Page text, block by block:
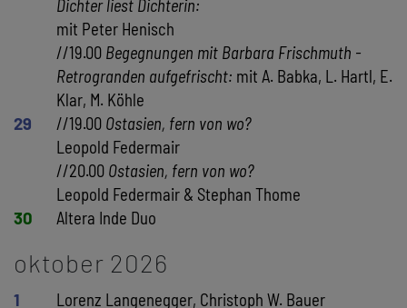
Dichter liest Dichterin:
mit Peter Henisch
//19.00 Begegnungen mit Barbara Frischmuth -
Retrogranden aufgefrischt: mit A. Babka, L. Hartl, E.
Klar, M. Köhle
29
//19.00 Ostasien, fern von wo?
Leopold Federmair
//20.00 Ostasien, fern von wo?
Leopold Federmair & Stephan Thome
30
Altera Inde Duo
oktober 2026
1
Lorenz Langenegger, Christoph W. Bauer